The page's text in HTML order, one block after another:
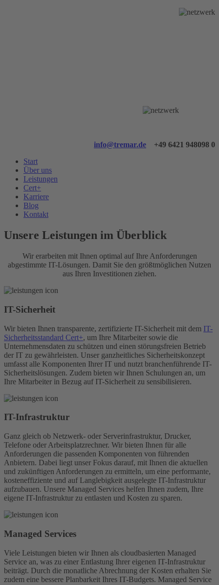
info@tremar.de
+49 6421 948098 0
Start
Über uns
Leistungen
Cert+
Karriere
Blog
Kontakt
Unsere Leistungen im Überblick
Wir erarbeiten mit Ihnen optimal auf Ihre Anforderungen
abgestimmte IT-Lösungen. Damit Sie den größtmöglichen Nutzen
aus Ihren Investitionen ziehen.
IT-Sicherheit
Wir bieten Ihnen transparente, zertifizierte IT-Sicherheit mit dem IT-
Sicherheitsstandard Cert+, um Ihre Mitarbeiter sowie die
Unternehmensdaten zu schützen und einen störungsfreien Betrieb
der IT zu gewährleisten. Unser ganzheitliches Sicherheitskonzept
umfasst alle Komponenten Ihrer IT und nutzt branchenführende IT-
Sicherheitslösungen. Zudem bieten wir Ihnen Schulungen an, um
Ihre Mitarbeiter in Bezug auf IT-Sicherheit zu sensibilisieren.
IT-Infra­struktur
Ganz gleich ob Netzwerk- oder Serverinfrastruktur, Drucker,
Telefone oder Arbeitsplatzrechner. Wir bieten Ihnen für alle
Anforderungen die passenden Komponenten von führenden
Anbietern. Dabei liegt unser Fokus darauf, mit Ihnen die aktuellen
und zukünftigen Anforderungen zu ermitteln, um eine performante,
kosteneffiziente und auf Langlebigkeit ausgelegte IT-Infrastruktur
aufzubauen. Unsere Managed Services helfen Ihnen zudem, Ihre
eigene IT-Infrastruktur zu entlasten und Kosten zu sparen.
Managed Services
Viele Leistungen bieten wir Ihnen als cloudbasierten Managed
Service an, was zu einer Entlastung Ihrer eigenen IT-Infrastruktur
beiträgt. Durch die monatliche Abrechnung der Kosten erhalten Sie
zudem eine bessere Planbarkeit Ihres IT-Budgets. Managed Service